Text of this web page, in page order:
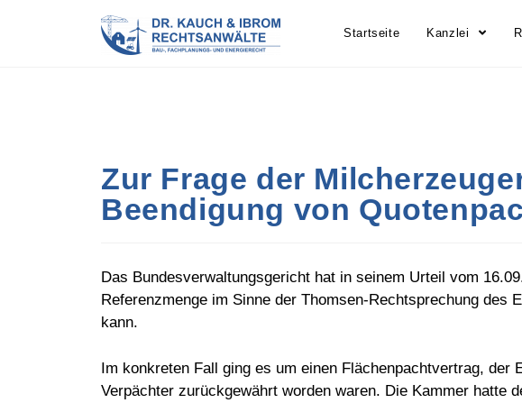
Startseite Kanzlei
Zur Frage der
Beendigung von
Das Bundesverwaltungsgericht hat in seinem Urteil vom
Referenzmenge im Sinne der Thomsen-Rechtsprechung
kann.
Im konkreten Fall ging es um einen Flächenpachtvertrag, der
Verpächter zurückgewährt worden waren. Die Kammer hatte